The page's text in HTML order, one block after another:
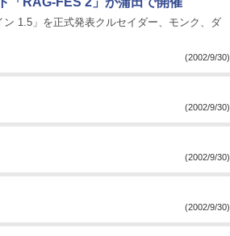
1.5」を正式発表クルセイダー、モンク、ダ
(2002/9/30)
(2002/9/30)
(2002/9/30)
(2002/9/30)